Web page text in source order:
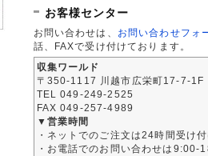
お客様センター
お問い合わせは、 お問い合わせフォ
話、FAXで受け付けております。
収集ワールド
〒350-1117 川越市広栄町17-7-1F
TEL 049-249-2525
FAX 049-257-4989
▼営業時間
・ネットでのご注文は24時間受け付
・お電話でのお問い合わせは9:00-